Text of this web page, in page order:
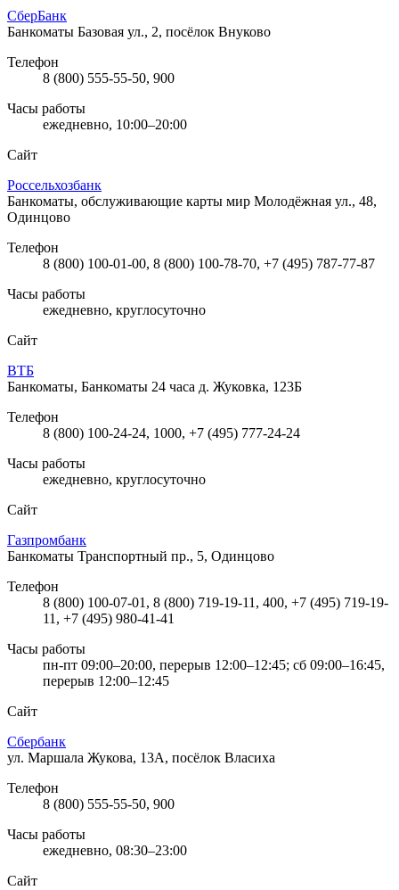
СберБанк
Банкоматы Базовая ул., 2, посёлок Внуково
Телефон
8 (800) 555-55-50, 900
Часы работы
ежедневно, 10:00–20:00
Сайт
Россельхозбанк
Банкоматы, обслуживающие карты мир Молодёжная ул., 48,
Одинцово
Телефон
8 (800) 100-01-00, 8 (800) 100-78-70, +7 (495) 787-77-87
Часы работы
ежедневно, круглосуточно
Сайт
ВТБ
Банкоматы, Банкоматы 24 часа д. Жуковка, 123Б
Телефон
8 (800) 100-24-24, 1000, +7 (495) 777-24-24
Часы работы
ежедневно, круглосуточно
Сайт
Газпромбанк
Банкоматы Транспортный пр., 5, Одинцово
Телефон
8 (800) 100-07-01, 8 (800) 719-19-11, 400, +7 (495) 719-19-
11, +7 (495) 980-41-41
Часы работы
пн-пт 09:00–20:00, перерыв 12:00–12:45; сб 09:00–16:45,
перерыв 12:00–12:45
Сайт
Сбербанк
ул. Маршала Жукова, 13А, посёлок Власиха
Телефон
8 (800) 555-55-50, 900
Часы работы
ежедневно, 08:30–23:00
Сайт